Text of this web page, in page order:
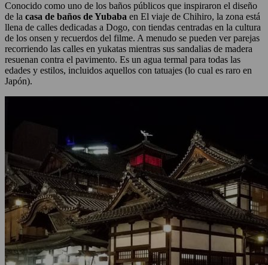
Conocido como uno de los baños públicos que inspiraron el diseño
de la casa de baños de Yubaba en El viaje de Chihiro, la zona está
llena de calles dedicadas a Dogo, con tiendas centradas en la cultura
de los onsen y recuerdos del filme. A menudo se pueden ver parejas
recorriendo las calles en yukatas mientras sus sandalias de madera
resuenan contra el pavimento. Es un agua termal para todas las
edades y estilos, incluidos aquellos con tatuajes (lo cual es raro en
Japón).